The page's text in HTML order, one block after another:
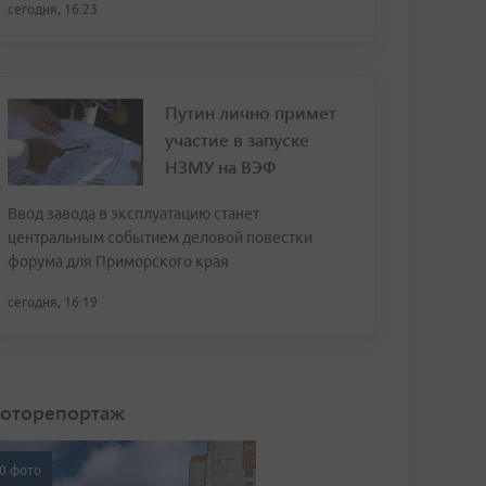
сегодня, 16:23
Путин лично примет
участие в запуске
НЗМУ на ВЭФ
Ввод завода в эксплуатацию станет
центральным событием деловой повестки
форума для Приморского края
сегодня, 16:19
фото